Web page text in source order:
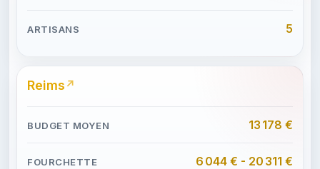
5
Reims
13 178 €
6 044 € - 20 311 €